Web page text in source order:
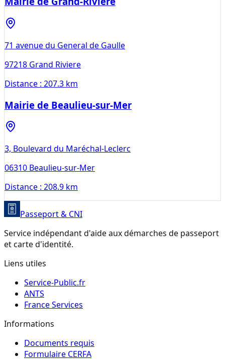
71 avenue du General de Gaulle
97218 Grand Riviere
Distance : 207.3 km
Mairie de Beaulieu-sur-Mer
3, Boulevard du Maréchal-Leclerc
06310 Beaulieu-sur-Mer
Distance : 208.9 km
Passeport & CNI
Service indépendant d'aide aux démarches de passeport
et carte d'identité.
Liens utiles
Service-Public.fr
ANTS
France Services
Informations
Documents requis
Formulaire CERFA